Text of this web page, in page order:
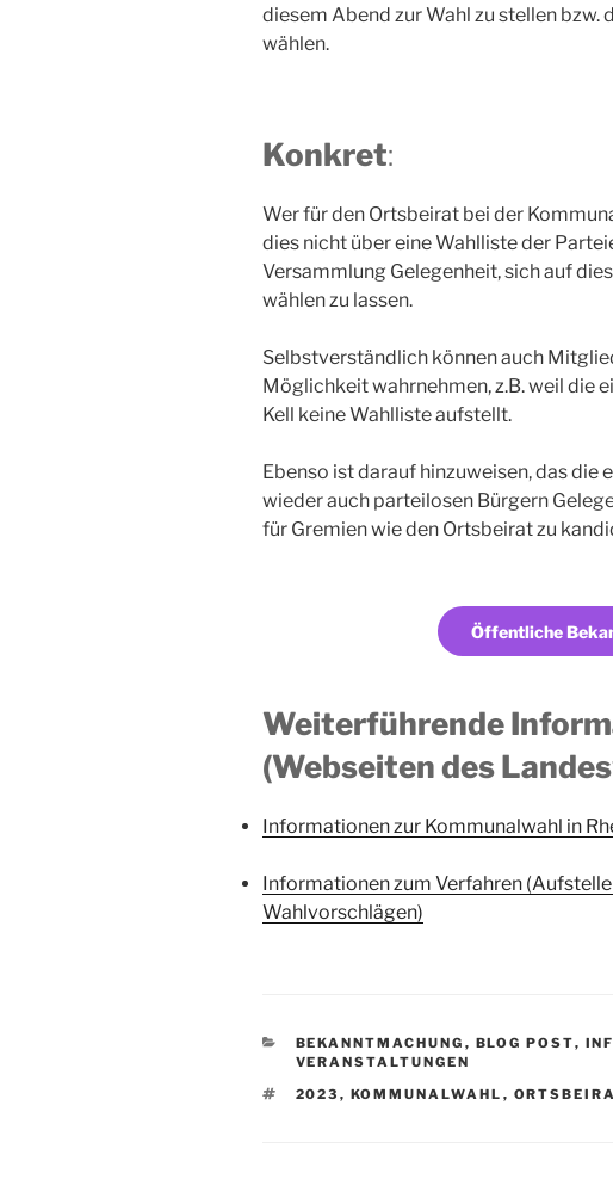
diesem Abend zur Wahl zu stellen bzw.
wählen.
Konkret:
Wer für den Ortsbeirat bei der
dies nicht über eine Wahlliste der
Versammlung Gelegenheit, sich auf
wählen zu lassen.
Selbstverständlich können auch
Möglichkeit wahrnehmen, z.B. weil die
Kell keine Wahlliste aufstellt.
Ebenso ist darauf hinzuweisen, das
wieder auch parteilosen Bürgern
für Gremien wie den Ortsbeirat zu
Öffentliche
Weiterführende
(Webseiten des
Informationen zur Kommunalwahl in
Informationen zum Verfahren
Wahlvorschlägen)
KATEGORIEN
BEKANNTMACHUNG , BLOG POST,
VERANSTALTUNGEN
SCHLAGWÖRTER
2023 , KOMMUNALWAHL ,